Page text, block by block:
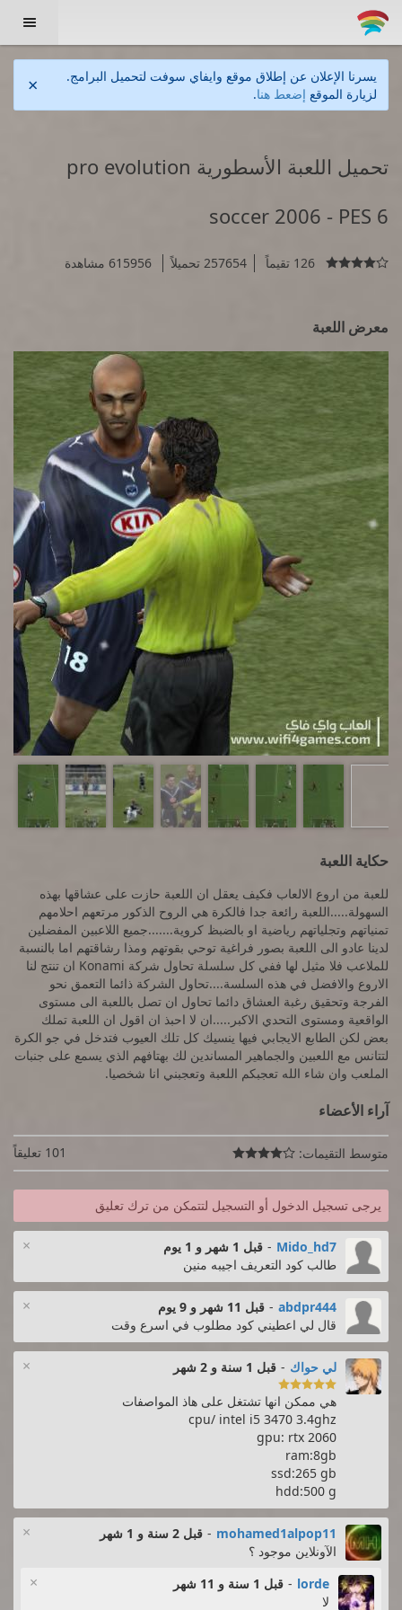

يسرنا الإعلان عن إطلاق موقع وايفاي سوفت لتحميل البرامج.
لزيارة الموقع إضعط هنا.
×
تحميل اللعبة الأسطورية pro evolution
soccer 2006 - PES 6
 126 تقيماً 257654 تحميلاً 615956 مشاهدة
معرض اللعبة
حكاية اللعبة
للعبة من اروع الالعاب فكيف يعقل ان اللعبة حازت على عشاقها بهذه
السهولة.....اللعبة رائعة جدا فالكرة هي الروح الذكور مرتعهم احلامهم
تمنياتهم وتجلياتهم رياضية او بالضبظ كروية.......جميع اللاعبين المفضلين
لدينا عادو الى اللعبة بصور فراغية توحي بقوتهم ومذا رشاقتهم اما بالنسبة
للملاعب فلا مثيل لها ففي كل سلسلة تحاول شركة Konami ان تنتج لنا
الاروع والافضل في هذه السلسة....تحاول الشركة ذائما التعمق نحو
الفرجة وتحقيق رغبة العشاق دائما تحاول ان تصل باللعبة الى مستوى
الواقعية ومستوى التحدي الاكبر.....ان لا احبذ ان اقول ان اللعبة تملك
بعض لكن الطابع الايجابي فيها ينسيك كل تلك العيوب فتدخل في جو الكرة
لتتانس مع اللعبين والجماهير المساندين لك بهتافهم الذي يسمع على جنبات
الملعب وان شاء الله تعجبكم اللعبة وتعجبني انا شخصيا.
آراء الأعضاء
متوسط التقيمات:  101 تعليقاً
يرجى تسجيل الدخول أو التسجيل لتتمكن من ترك تعليق
× Mido_hd7
- قبل 1 شهر و 1 يوم
طالب كود التعريف اجيبه منين
× abdpr444
- قبل 11 شهر و 9 يوم
قال لي اعطيني كود مطلوب في اسرع وقت
× لي حواك - قبل 1 سنة و 2 شهر

هي ممكن انها تشتغل على هاذ المواصفات
cpu/ intel i5 3470 3.4ghz
gpu: rtx 2060
ram:8gb
ssd:265 gb
hdd:500 g
× mohamed1alpop11
- قبل 2 سنة و 1 شهر
الآونلاين موجود ؟
× lorde
- قبل 1 سنة و 11 شهر
لا